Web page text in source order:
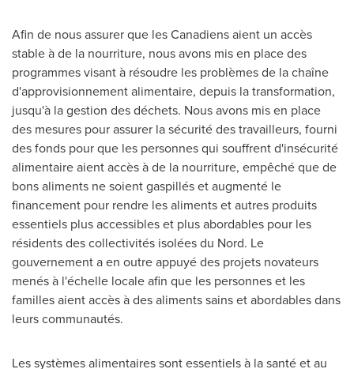
Afin de nous assurer que les Canadiens aient un accès
stable à de la nourriture, nous avons mis en place des
programmes visant à résoudre les problèmes de la chaîne
d'approvisionnement alimentaire, depuis la transformation,
jusqu'à la gestion des déchets. Nous avons mis en place
des mesures pour assurer la sécurité des travailleurs, fourni
des fonds pour que les personnes qui souffrent d'insécurité
alimentaire aient accès à de la nourriture, empêché que de
bons aliments ne soient gaspillés et augmenté le
financement pour rendre les aliments et autres produits
essentiels plus accessibles et plus abordables pour les
résidents des collectivités isolées du Nord. Le
gouvernement a en outre appuyé des projets novateurs
menés à l'échelle locale afin que les personnes et les
familles aient accès à des aliments sains et abordables dans
leurs communautés.
Les systèmes alimentaires sont essentiels à la santé et au